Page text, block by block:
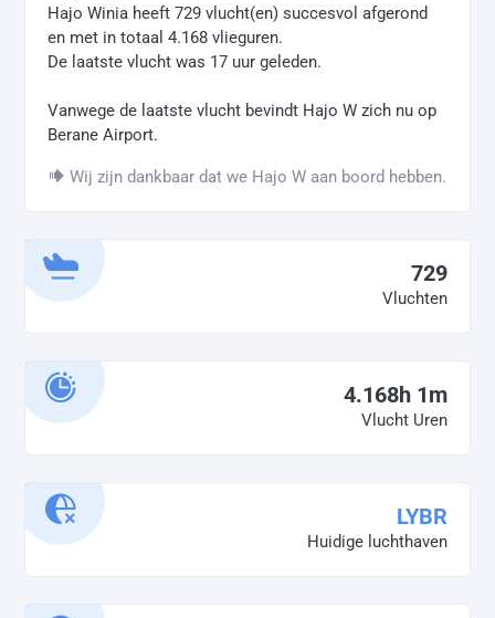
Hajo Winia heeft 729 vlucht(en) succesvol afgerond
en met in totaal 4.168 vlieguren.
De laatste vlucht was 17 uur geleden.
Vanwege de laatste vlucht bevindt Hajo W zich nu op
Berane Airport.
Wij zijn dankbaar dat we Hajo W aan boord hebben.
729
Vluchten
4.168h 1m
Vlucht Uren
LYBR
Huidige luchthaven